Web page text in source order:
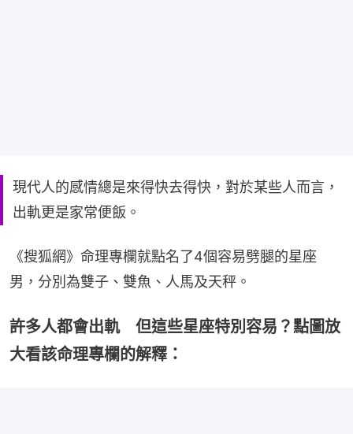
現代人的感情總是來得快去得快，對於某些人而言，
出軌更是家常便飯。
《搜狐網》命理專欄就點名了4個容易劈腿的星座
男，分別為雙子、雙魚、人馬及天秤。
許多人都會出軌 但這些星座特別容易？點圖放
大看該命理專欄的解釋：